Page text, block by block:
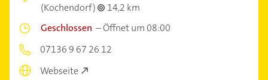
(Kochendorf)
14,2 km
Geschlossen –Öffnet um 08:00
07136 9 67 26 12
Webseite